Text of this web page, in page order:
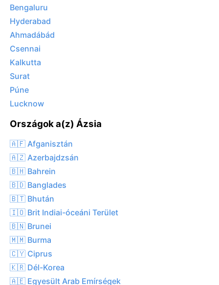
Bengaluru
Hyderabad
Ahmadábád
Csennai
Kalkutta
Surat
Púne
Lucknow
Országok a(z) Ázsia
🇦🇫 Afganisztán
🇦🇿 Azerbajdzsán
🇧🇭 Bahrein
🇧🇩 Banglades
🇧🇹 Bhután
🇮🇴 Brit Indiai-óceáni Terület
🇧🇳 Brunei
🇲🇲 Burma
🇨🇾 Ciprus
🇰🇷 Dél-Korea
🇦🇪 Egyesült Arab Emírségek